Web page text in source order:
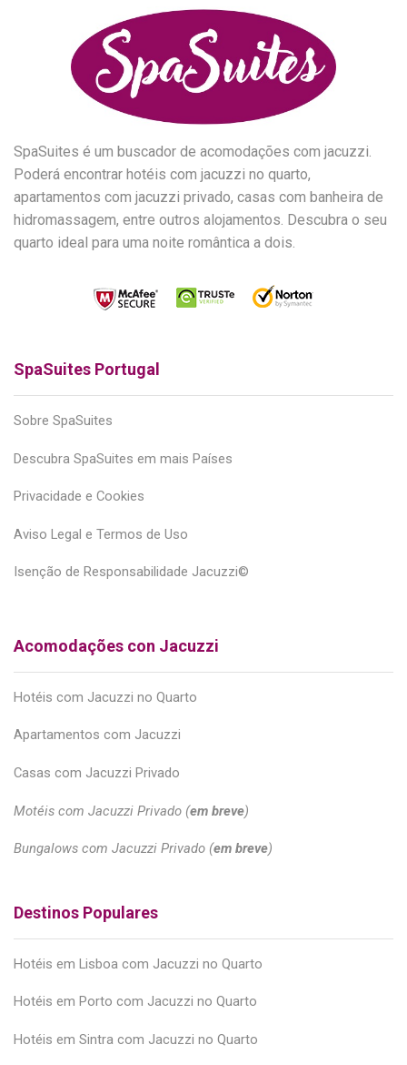
SpaSuites é um buscador de acomodações com jacuzzi.
Poderá encontrar hotéis com jacuzzi no quarto,
apartamentos com jacuzzi privado, casas com banheira de
hidromassagem, entre outros alojamentos. Descubra o seu
quarto ideal para uma noite romântica a dois.
SpaSuites Portugal
Sobre SpaSuites
Descubra SpaSuites em mais Países
Privacidade e Cookies
Aviso Legal e Termos de Uso
Isenção de Responsabilidade Jacuzzi©
Acomodações con Jacuzzi
Hotéis com Jacuzzi no Quarto
Apartamentos com Jacuzzi
Casas com Jacuzzi Privado
Motéis com Jacuzzi Privado (em breve)
Bungalows com Jacuzzi Privado (em breve)
Destinos Populares
Hotéis em Lisboa com Jacuzzi no Quarto
Hotéis em Porto com Jacuzzi no Quarto
Hotéis em Sintra com Jacuzzi no Quarto